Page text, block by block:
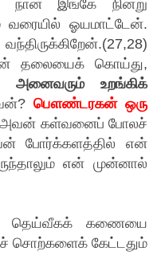
நான் இங்கே நின்று
ஓயமாட்டேன்.
தலையைக் கொய்து,
அனைவரும் உறங்கிக்
பௌண்டரகன் ஒரு
அவன் கள்வனைப் போலச்
போர்க்களத்தில் என்
என் முன்னால்
தெய்வீகக் கணையை
சொற்களைக் கேட்டதும்